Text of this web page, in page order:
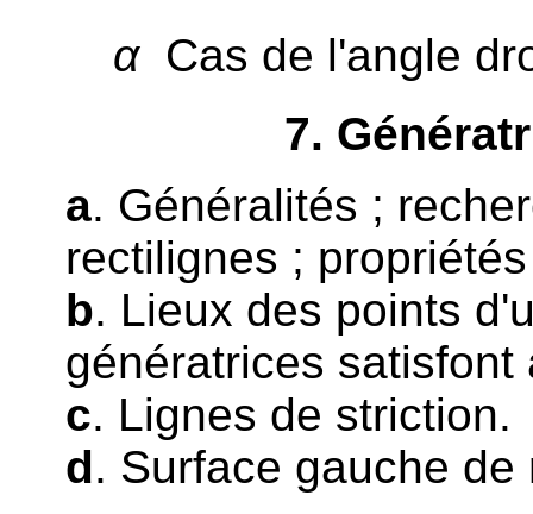
αCas de l'angle
7.
a. Généralités ;
rectilignes ;
b. Lieux des points
génératrices
c. Lignes de striction.
d. Surface gauche de